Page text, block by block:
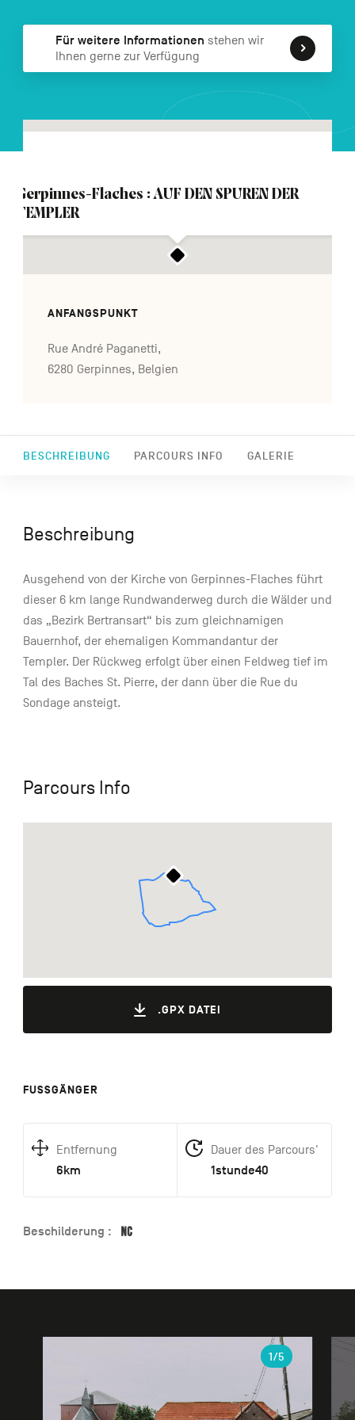
Für weitere Informationen stehen wir
Ihnen gerne zur Verfügung
BESCHREIBUNG PARCOURS INFO GALERIE
Gerpinnes-Flaches : AUF DEN SPUREN DER
TEMPLER
ANFANGSPUNKT
Rue André Paganetti,
6280 Gerpinnes, Belgien
Beschreibung
Ausgehend von der Kirche von Gerpinnes-Flaches führt
dieser 6 km lange Rundwanderweg durch die Wälder und
das „Bezirk Bertransart“ bis zum gleichnamigen
Bauernhof, der ehemaligen Kommandantur der
Templer. Der Rückweg erfolgt über einen Feldweg tief im
Tal des Baches St. Pierre, der dann über die Rue du
Sondage ansteigt.
Parcours Info
.GPX DATEI
FUSSGÄNGER
Entfernung
6km
Dauer des Parcours'
1stunde40
Beschilderung :
1/5